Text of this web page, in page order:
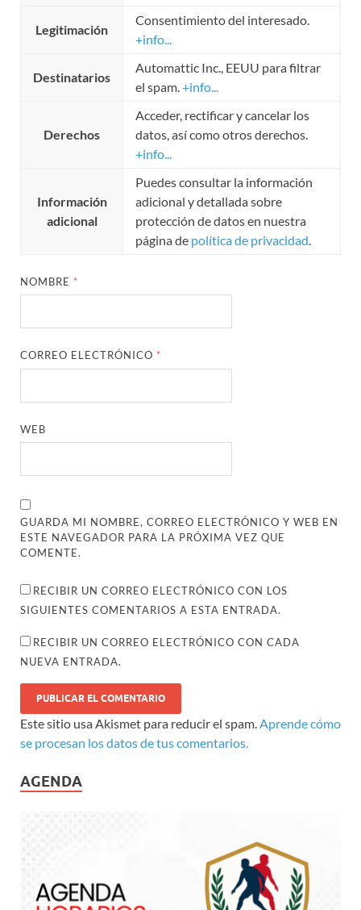
Legitimación
Consentimiento del interesado.
+info...
Destinatarios
Automattic Inc., EEUU para filtrar
el spam. +info...
Derechos
Acceder, rectificar y cancelar los
datos, así como otros derechos.
+info...
Información
adicional
Puedes consultar la información
adicional y detallada sobre
protección de datos en nuestra
página de política de privacidad
NOMBRE *
CORREO ELECTRÓNICO *
WEB
GUARDA MI NOMBRE, CORREO ELECTRÓNICO Y WEB EN
ESTE NAVEGADOR PARA LA PRÓXIMA VEZ QUE
COMENTE.
RECIBIR UN CORREO ELECTRÓNICO CON LOS
SIGUIENTES COMENTARIOS A ESTA ENTRADA.
RECIBIR UN CORREO ELECTRÓNICO CON CADA
NUEVA ENTRADA.
Este sitio usa Akismet para reducir el spam.Aprende cómo
se procesan los datos de tus comentarios.
AGENDA